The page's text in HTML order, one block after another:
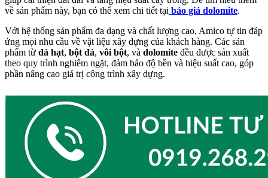
về sản phẩm này, bạn có thể xem chi tiết tại báo giá dolomite.
Với hệ thống sản phẩm đa dạng và chất lượng cao, Amico tự tin đáp
ứng mọi nhu cầu về vật liệu xây dựng của khách hàng. Các sản
phẩm từ đá hạt, bột đá, vôi bột, và dolomite đều được sản xuất
theo quy trình nghiêm ngặt, đảm bảo độ bền và hiệu suất cao, góp
phần nâng cao giá trị công trình xây dựng.